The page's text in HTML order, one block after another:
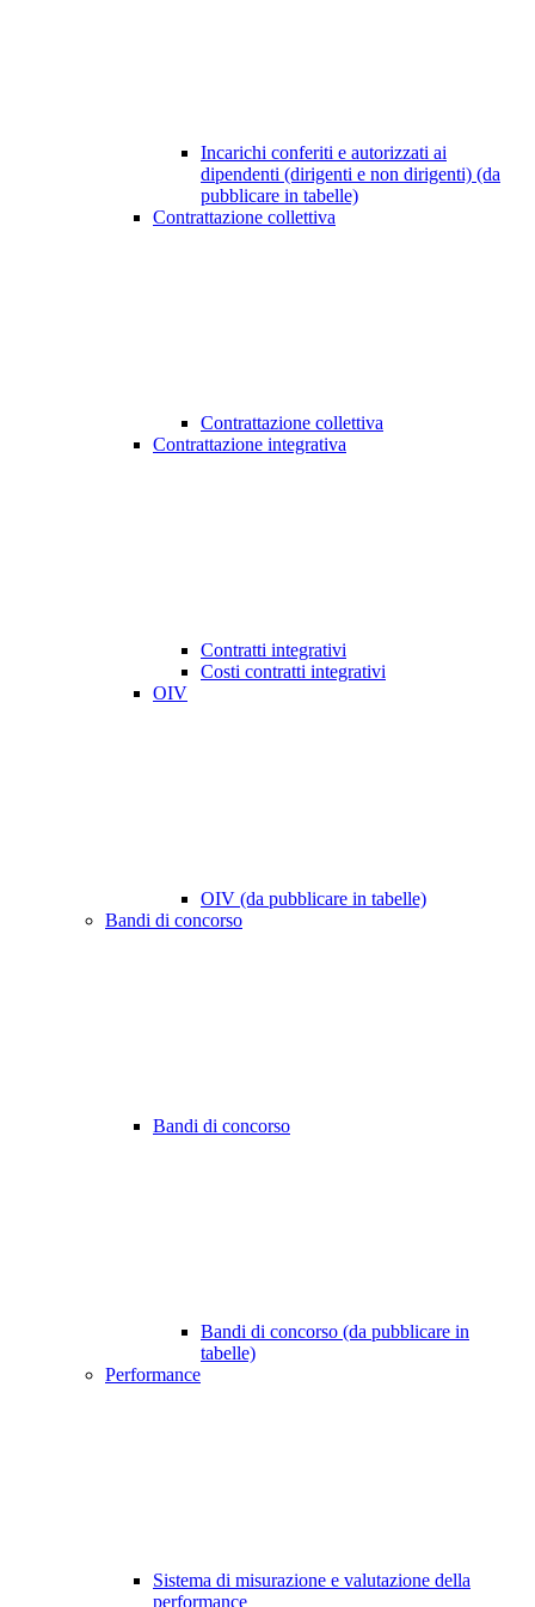
Incarichi conferiti e autorizzati ai
dipendenti (dirigenti e non dirigenti) (da
pubblicare in tabelle)
Contrattazione collettiva
Contrattazione collettiva
Contrattazione integrativa
Contratti integrativi
Costi contratti integrativi
OIV
OIV (da pubblicare in tabelle)
Bandi di concorso
Bandi di concorso
Bandi di concorso (da pubblicare in
tabelle)
Performance
Sistema di misurazione e valutazione della
performance